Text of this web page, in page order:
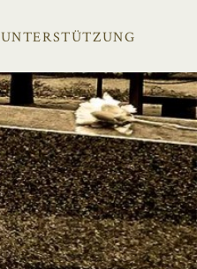
UNTERSTÜTZUNG